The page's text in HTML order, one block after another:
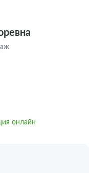
онлайн